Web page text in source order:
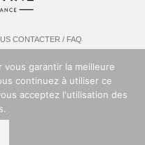
CONTACTER / FAQ
D'ANE
garantir la meilleure
continuez à utiliser ce
acceptez l'utilisation des